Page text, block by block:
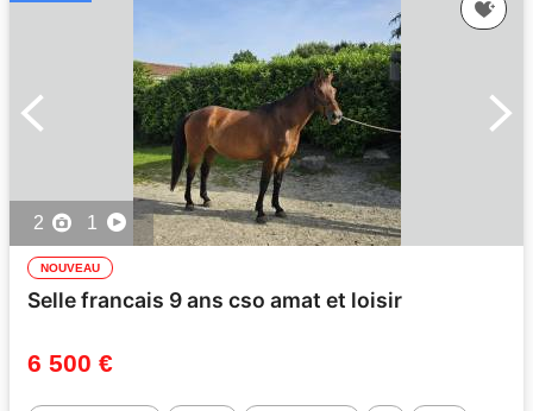
2 1
NOUVEAU
Selle francais 9 ans cso amat et loisir
6 500 €